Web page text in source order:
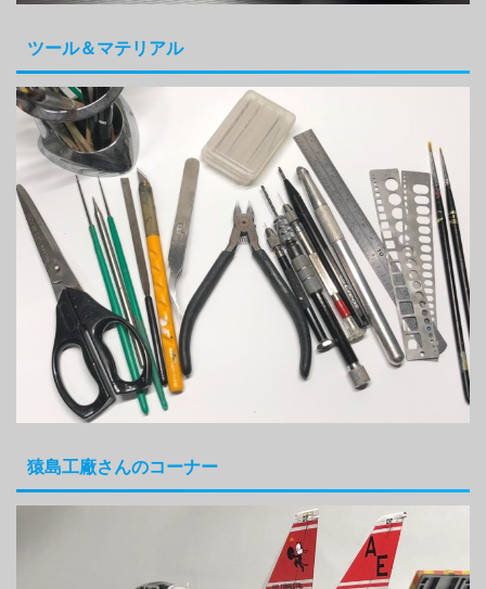
ツール＆マテリアル
猿島工廠さんのコーナー